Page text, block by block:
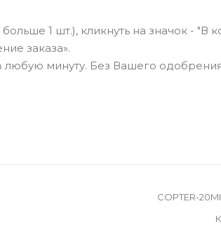
1 шт.), кликнуть на значок - "В
заказа».
любую минуту. Без Вашего
COPTER-